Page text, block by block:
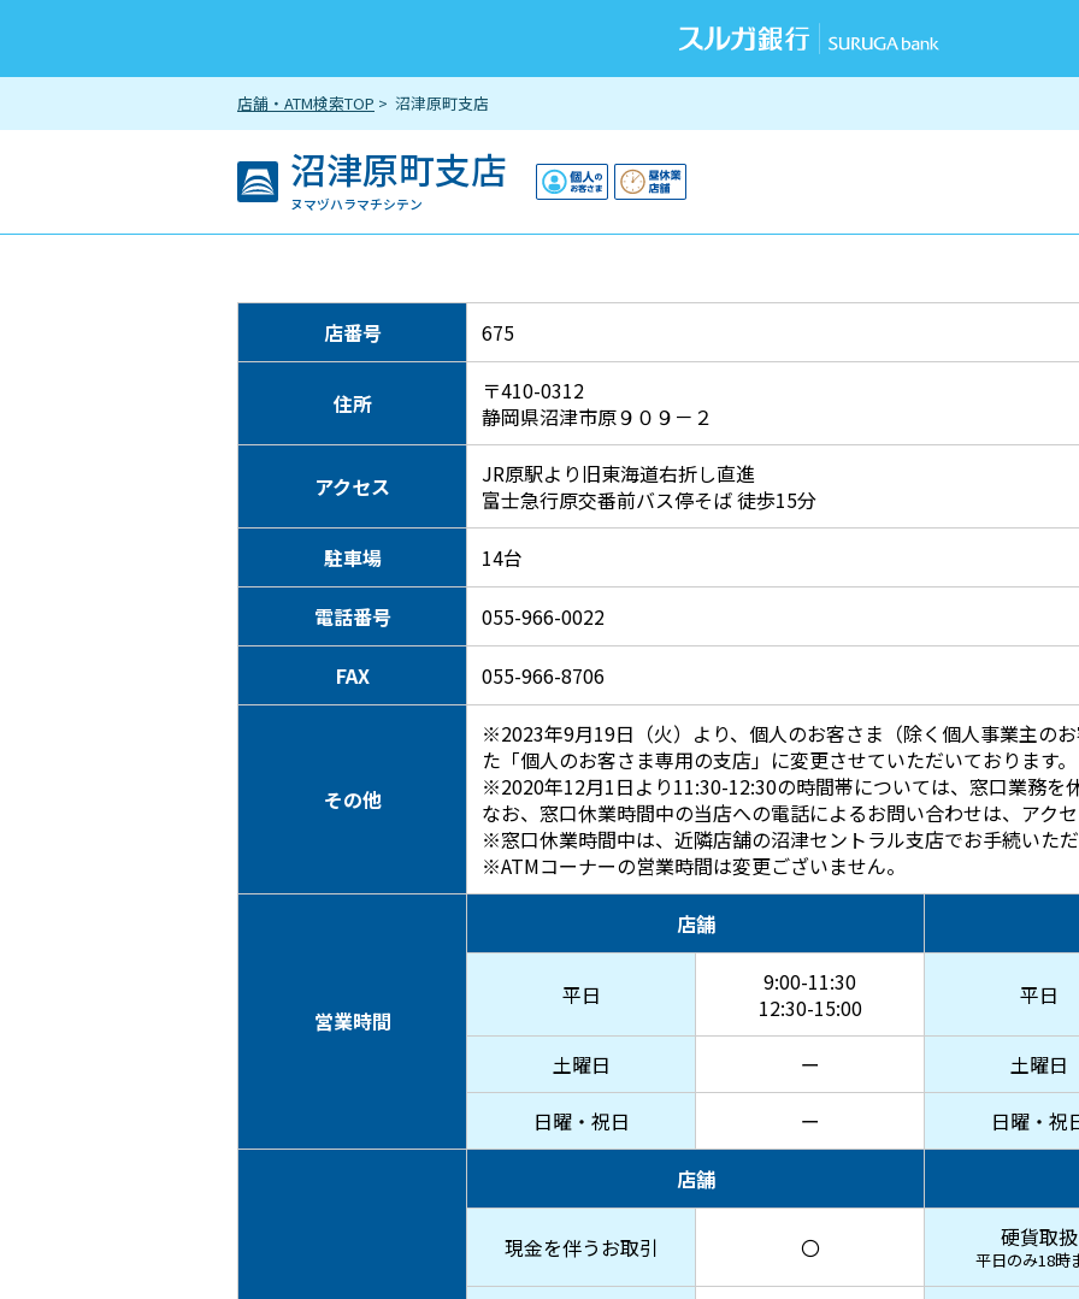
店舗・ATM検索TOP > 沼津原町支店
沼津原町支店
ヌマヅハラマチシテン
店番号 675
住所
〒410-0312
静岡県沼津市原９０９－２
アクセス
JR原駅より旧東海道右折し直進
富士急行原交番前バス停そば 徒歩15分
駐車場
14台
電話番号 055-966-0022
FAX 055-966-8706
その他
※2023年9月19日（火）より、個人のお客さま（除く個人事業主の
た「個人のお客さま専用の支店」に変更させていただいております。
※2020年12月1日より11:30-12:30の時間帯については、窓口業務を
なお、窓口休業時間中の当店への電話によるお問い合わせは、アクセ
※窓口休業時間中は、近隣店舗の沼津セントラル支店でお手続いただ
※ATMコーナーの営業時間は変更ございません。
営業時間
店舗
平日
9:00-11:30
12:30-15:00
平日
土曜日 ー 土曜日
日曜・祝日
ー 日曜・祝
店舗
現金を伴うお取引 〇 硬貨取扱
平日のみ18時